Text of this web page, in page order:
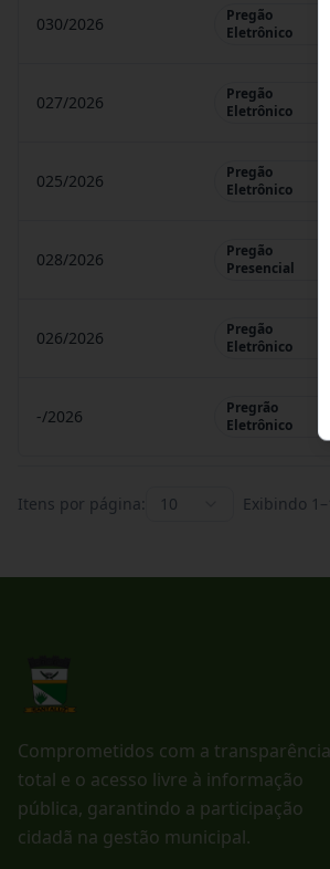
030/2026
Pregão
Eletrônico
027/2026
Pregão
Eletrônico
025/2026
Pregão
Eletrônico
028/2026
Pregão
Presencial
026/2026
Pregão
Eletrônico
-/2026
Pregrão
Eletrônico
Itens por página: 10 Exibindo 1 –
Comprometidos com a transparência
total e o acesso livre à informação
pública, garantindo a participação
cidadã na gestão municipal.